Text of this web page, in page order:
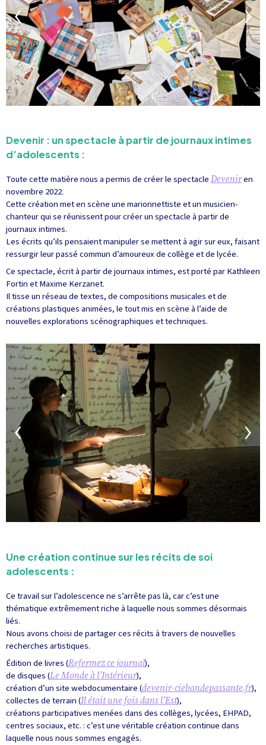
Devenir : un spectacle à partir de journaux intimes
d’adolescents :
Toute cette matière nous a permis de créer le spectacle Deveniren
novembre 2022.
Cette création met en scène une marionnettiste et un musicien-
chanteur qui se réunissent pour créer un spectacle à partir de
journaux intimes.
Les écrits qu’ils pensaient manipuler se mettent à agir sur eux, faisant
ressurgir leur passé commun d’amoureux de collège et de lycée.
Ce spectacle, écrit à partir de journaux intimes, est porté par Kathleen
Fortin et Maxime Kerzanet.
Il tisse un réseau de textes, de compositions musicales et de
créations plastiques animées, le tout mis en scène à l’aide de
nouvelles explorations scénographiques et techniques.
Une création continue sur les récits de soi
adolescents :
Ce travail sur l’adolescence ne s’arrête pas là, car c’est une
thématique extrêmement riche à laquelle nous sommes désormais
liés.
Nous avons choisi de partager ces récits à travers de nouvelles
recherches artistiques.
Édition de livres (Refermez ce journal),
de disques (Le Monde à l’Intérieur),
création d’un site webdocumentaire (devenir-ciebandepassante.fr),
collectes de terrain (Il était une fois dans l’Est),
créations participatives menées dans des collèges, lycées, EHPAD,
centres sociaux, etc. : c’est une véritable création continue dans
laquelle nous nous sommes engagés.